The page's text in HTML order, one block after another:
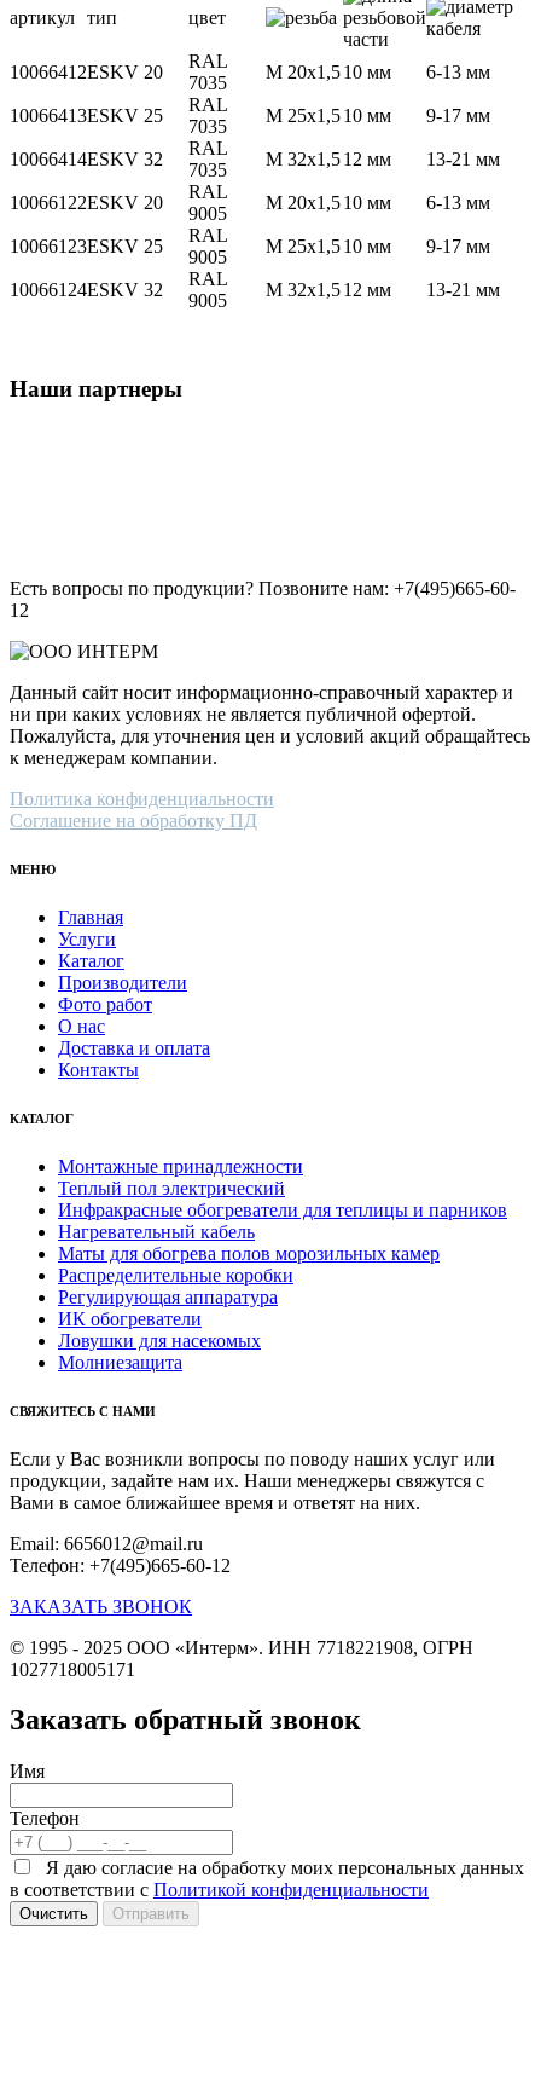
артикул тип цвет
10066412ESKV 20
RAL
7035
M 20x1,510 мм 6-13 мм
10066413ESKV 25
RAL
7035
M 25x1,510 мм 9-17 мм
10066414ESKV 32
RAL
7035
M 32x1,512 мм 13-21 мм
10066122ESKV 20
RAL
9005
M 20x1,510 мм 6-13 мм
10066123ESKV 25
RAL
9005
M 25x1,510 мм 9-17 мм
10066124ESKV 32
RAL
9005
M 32x1,512 мм 13-21 мм
Наши партнеры
Есть вопросы по продукции? Позвоните нам: +7(495)665-60-
12
Данный сайт носит информационно-справочный характер и
ни при каких условиях не является публичной офертой.
Пожалуйста, для уточнения цен и условий акций обращайтесь
к менеджерам компании.
Политика конфиденциальности
Соглашение на обработку ПД
МЕНЮ
Главная
Услуги
Каталог
Производители
Фото работ
О нас
Доставка и оплата
Контакты
КАТАЛОГ
Монтажные принадлежности
Теплый пол электрический
Инфракрасные обогреватели для теплицы и парников
Нагревательный кабель
Маты для обогрева полов морозильных камер
Распределительные коробки
Регулирующая аппаратура
ИК обогреватели
Ловушки для насекомых
Молниезащита
СВЯЖИТЕСЬ С НАМИ
Если у Вас возникли вопросы по поводу наших услуг или
продукции, задайте нам их. Наши менеджеры свяжутся с
Вами в самое ближайшее время и ответят на них.
Email: 6656012@mail.ru
Телефон: +7(495)665-60-12
ЗАКАЗАТЬ ЗВОНОК
© 1995 - 2025 ООО «Интерм». ИНН 7718221908, ОГРН
1027718005171
Заказать обратный звонок
Имя
Телефон
Я даю согласие на обработку моих персональных данных
в соответствии с Политикой конфиденциальности
Очистить Отправить